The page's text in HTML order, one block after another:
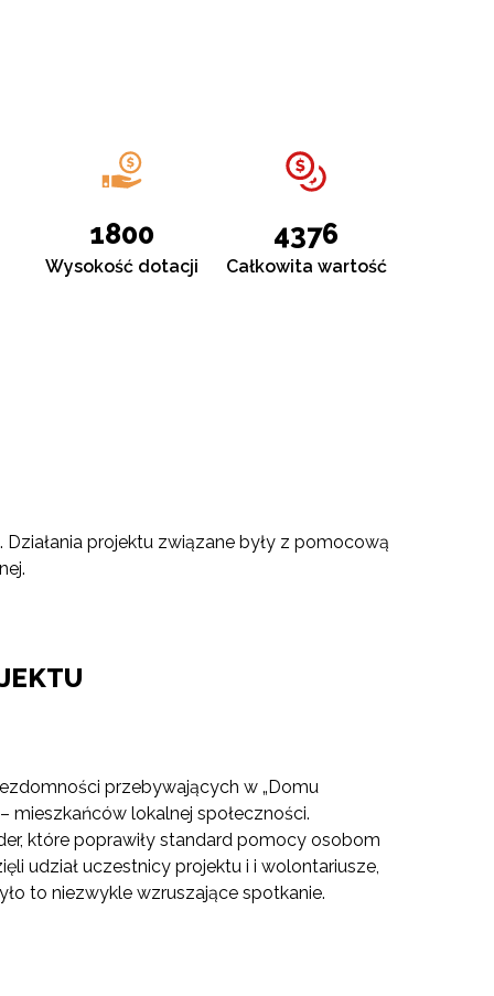
1800
Wysokość dotacji
4376
Całkowita wartość
projektu związane były z pomocową
przebywających w „Domu
mieszkańców lokalnej społeczności.
które poprawiły standard pomocy osobom
udział uczestnicy projektu i i wolontariusze,
to niezwykle wzruszające spotkanie.